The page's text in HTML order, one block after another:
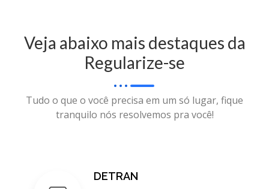
Veja abaixo mais destaques da
Regularize-se
Tudo o que o você precisa em um só lugar, fique
tranquilo nós resolvemos pra você!
DETRAN